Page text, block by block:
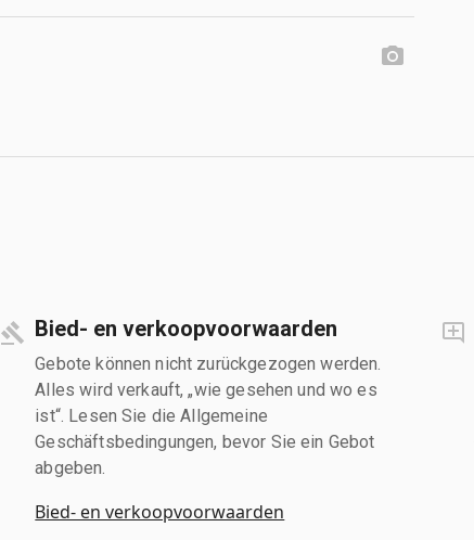
Bied- en verkoopvoorwaarden
Gebote können nicht zurückgezogen werden.
Alles wird verkauft, „wie gesehen und wo es
ist“. Lesen Sie die Allgemeine
Geschäftsbedingungen, bevor Sie ein Gebot
abgeben.
Bied- en verkoopvoorwaarden